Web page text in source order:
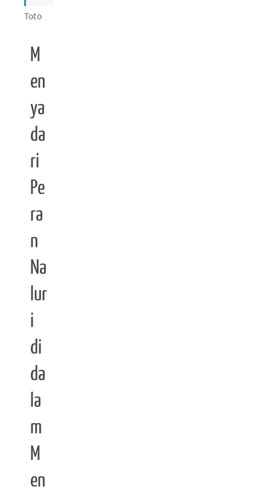
Toto
M
en
ya
da
ri
Pe
ra
n
Na
lur
i
di
da
la
m
M
en